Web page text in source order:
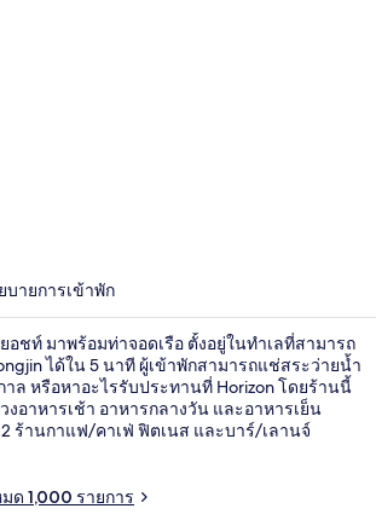
บายการเข้าพัก
ชท์ มาพร้อมท่าจอดเรือ ตั้งอยู่ในทำเลที่สามารถ
ได้ใน 5 นาที ผู้เข้าพักสามารถแช่สระว่ายน้ำ
าล หรือหาอะไรรับประทานที่ Horizon โดยร้านนี้
งอาหารเช้า อาหารกลางวัน และอาหารเย็น
2 ร้านกาแฟ/คาเฟ่ ฟิตเนส และบาร์/เลานจ์
ด 1,000 รายการ